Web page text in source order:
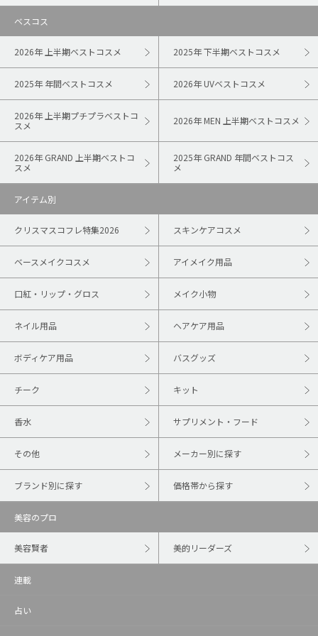
ベスコス
2026年 上半期ベストコスメ 2025年 下半期ベストコスメ
2025年 年間ベストコスメ 2026年 UVベストコスメ
2026年 上半期プチプラベストコ
スメ
2026年 MEN 上半期ベストコスメ
2026年 GRAND 上半期ベストコ
スメ
2025年 GRAND 年間ベストコス
メ
アイテム別
クリスマスコフレ特集2026 スキンケアコスメ
ベースメイクコスメ アイメイク用品
口紅・リップ・グロス メイク小物
ネイル用品 ヘアケア用品
ボディケア用品 バスグッズ
チーク キット
香水 サプリメント・フード
その他 メーカー別に探す
ブランド別に探す 価格帯から探す
美容のプロ
美容賢者 美的リーダーズ
連載
占い